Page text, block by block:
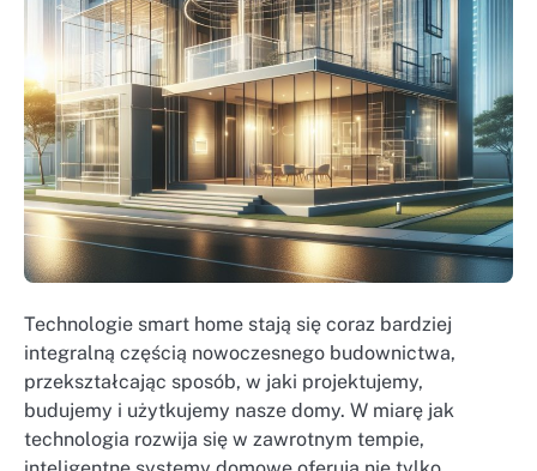
Technologie smart home stają się coraz bardziej
integralną częścią nowoczesnego budownictwa,
przekształcając sposób, w jaki projektujemy,
budujemy i użytkujemy nasze domy. W miarę jak
technologia rozwija się w zawrotnym tempie,